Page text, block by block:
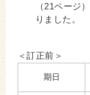
（21ページ
りました。
＜訂正前＞
期日